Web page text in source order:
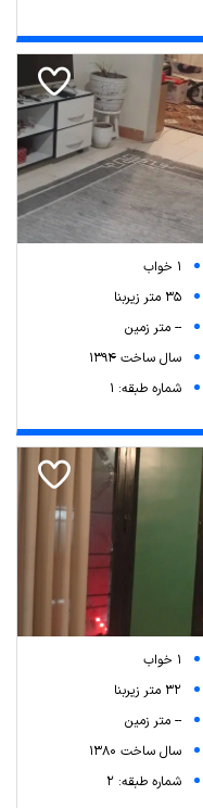
1 خواب
35 متر زیربنا
-- متر زمین
سال ساخت 1394
شماره طبقه: 1
1 خواب
32 متر زیربنا
-- متر زمین
سال ساخت 1380
شماره طبقه: 2